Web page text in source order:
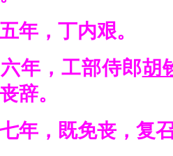
，丁内艰。
，工部侍郎胡
辞。
，既免丧，复召